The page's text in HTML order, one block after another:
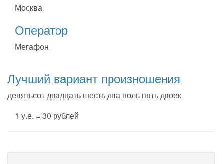
Москва
Оператор
Мегафон
Лучший вариант произношения
девятьсот двадцать шесть два ноль пять двоек
1 у.е. = 30 рублей